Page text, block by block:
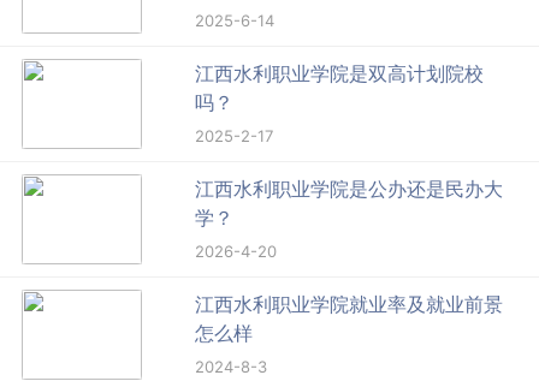
2025-6-14
江西水利职业学院是双高计划院校
吗？
2025-2-17
江西水利职业学院是公办还是民办大
学？
2026-4-20
江西水利职业学院就业率及就业前景
怎么样
2024-8-3